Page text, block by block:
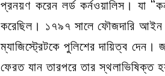
প্রনয়ণ করেন লর্ড কর্নওয়ালিস। যা
করেছিল। ১৭৯৭ সালে ফৌজদারি
ম্যাজিস্ট্রেটকে পুলিশের দায়িত্ব
ফেরত যান তারপরে তার স্থলাভিষিক্ত